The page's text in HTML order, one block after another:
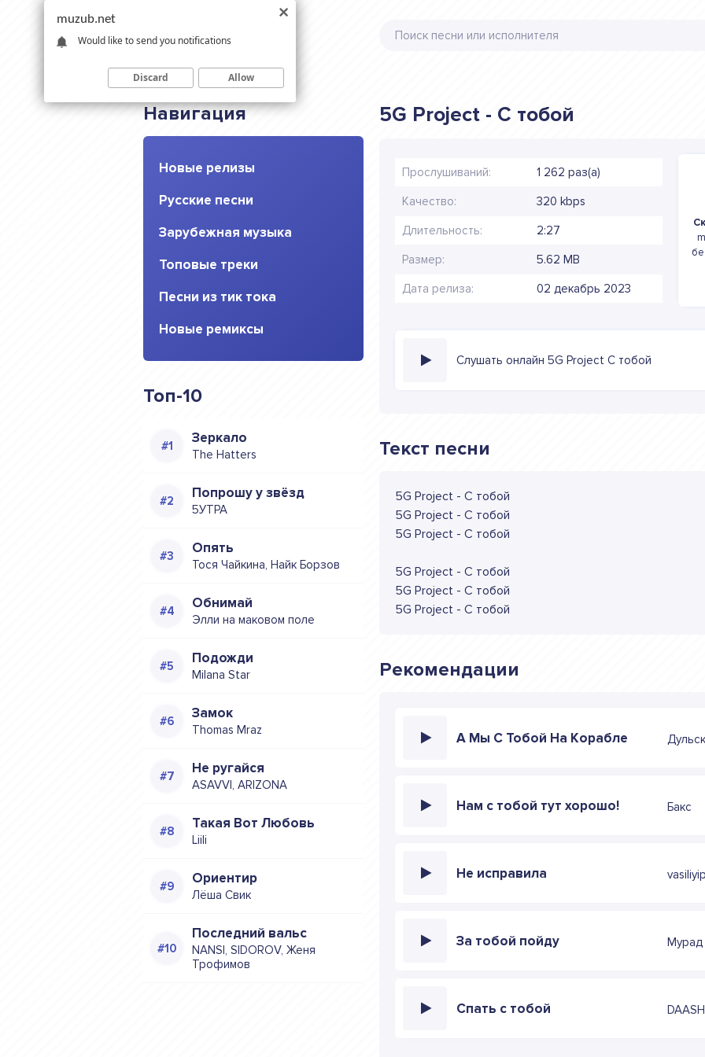
Навигация
Новые релизы
Русские песни
Зарубежная музыка
Топовые треки
Песни из тик тока
Новые ремиксы
Топ-10
Зеркало
The Hatters
Попрошу у звёзд
5УТРА
Опять
Тося Чайкина, Найк Борзов
Обнимай
Элли на маковом поле
Подожди
Milana Star
Замок
Thomas Mraz
Не ругайся
ASAVVI, ARIZONA
Такая Вот Любовь
Liili
Ориентир
Лёша Свик
Последний вальс
NANSI, SIDOROV, Женя
Трофимов
5G Project - С тобой
Прослушиваний: 1 262 раз(а)
Качество: 320 kbps
Длительность: 2:27
Размер: 5.62 MB
Дата релиза: 02 декабрь 2023
Слушать онлайн 5G Project С тобой
Текст песни
5G Project - С тобой
5G Project - С тобой
5G Project - С тобой
5G Project - С тобой
5G Project - С тобой
5G Project - С тобой
Рекомендации
А Мы С Тобой На Корабле
Нам с тобой тут хорошо! Бакс
Не исправила
За тобой пойду
Спать с тобой
muzub.net
Would like to send you notifications
Discard Allow